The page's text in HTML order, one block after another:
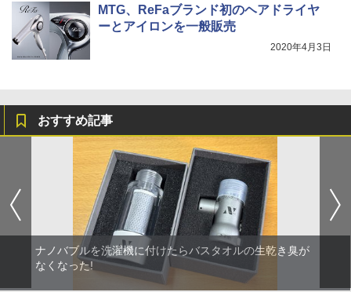
MTG、ReFaブランド初のヘアドライヤ
ーとアイロンを一般販売
2020年4月3日
おすすめ記事
ナノバブルを洗濯機に付けたらバスタオルの生乾き臭が
なくなった!